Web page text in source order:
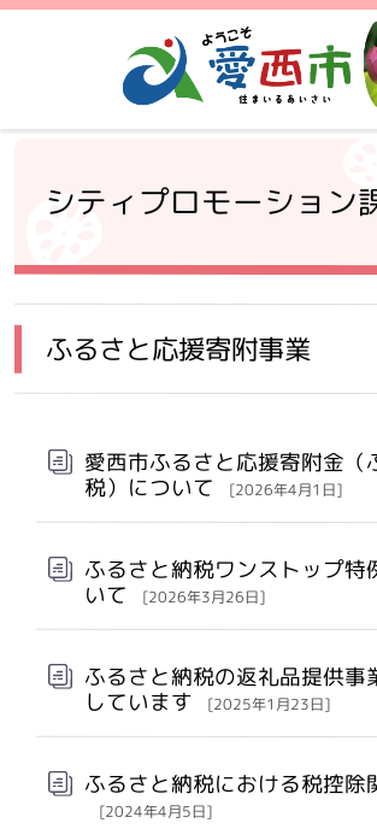
シティプロモーション
ふるさと応援寄附事業
愛西市ふるさと応援寄附金（
税）について [2026年4月1日]
ふるさと納税ワンストップ特
いて [2026年3月26日]
ふるさと納税の返礼品提供事
しています [2025年1月23日]
ふるさと納税における税控除
[2024年4月5日]